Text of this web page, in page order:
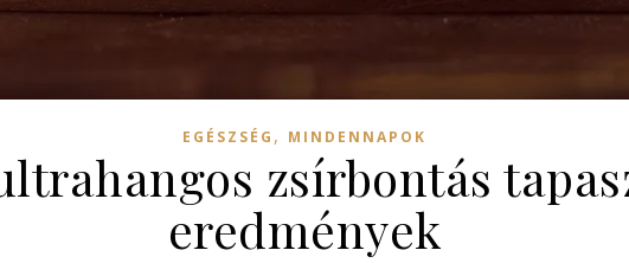
EGÉSZSÉG , MINDENNAPOK
zsírbontás
eredmények